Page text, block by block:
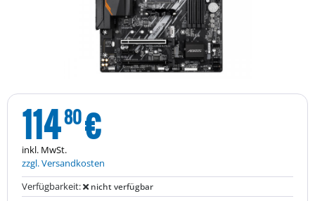
11480€
inkl. MwSt.
zzgl. Versandkosten
Verfügbarkeit:
nicht verfügbar